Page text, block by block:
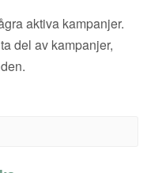
aktiva kampanjer.
del av kampanjer,